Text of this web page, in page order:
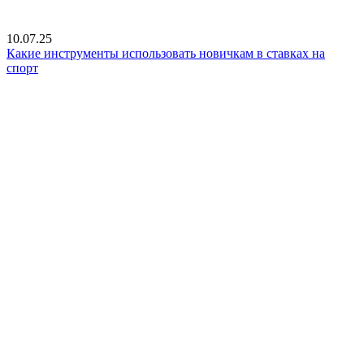
10.07.25
Какие инструменты использовать новичкам в ставках на
спорт